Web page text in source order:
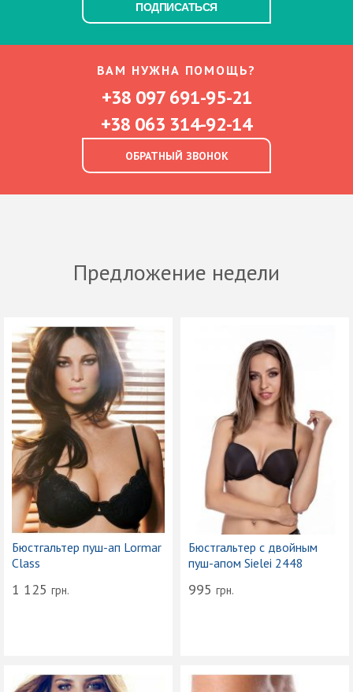
ПОДПИСАТЬСЯ
ВАМ НУЖНА ПОМОЩЬ?
+38 097 691-95-21
+38 063 314-92-14
ОБРАТНЫЙ ЗВОНОК
Предложение недели
Бюстгальтер пуш-ап Lormar
Class
1 125 грн.
Бюстгальтер с двойным
пуш-апом Sielei 2448
995 грн.